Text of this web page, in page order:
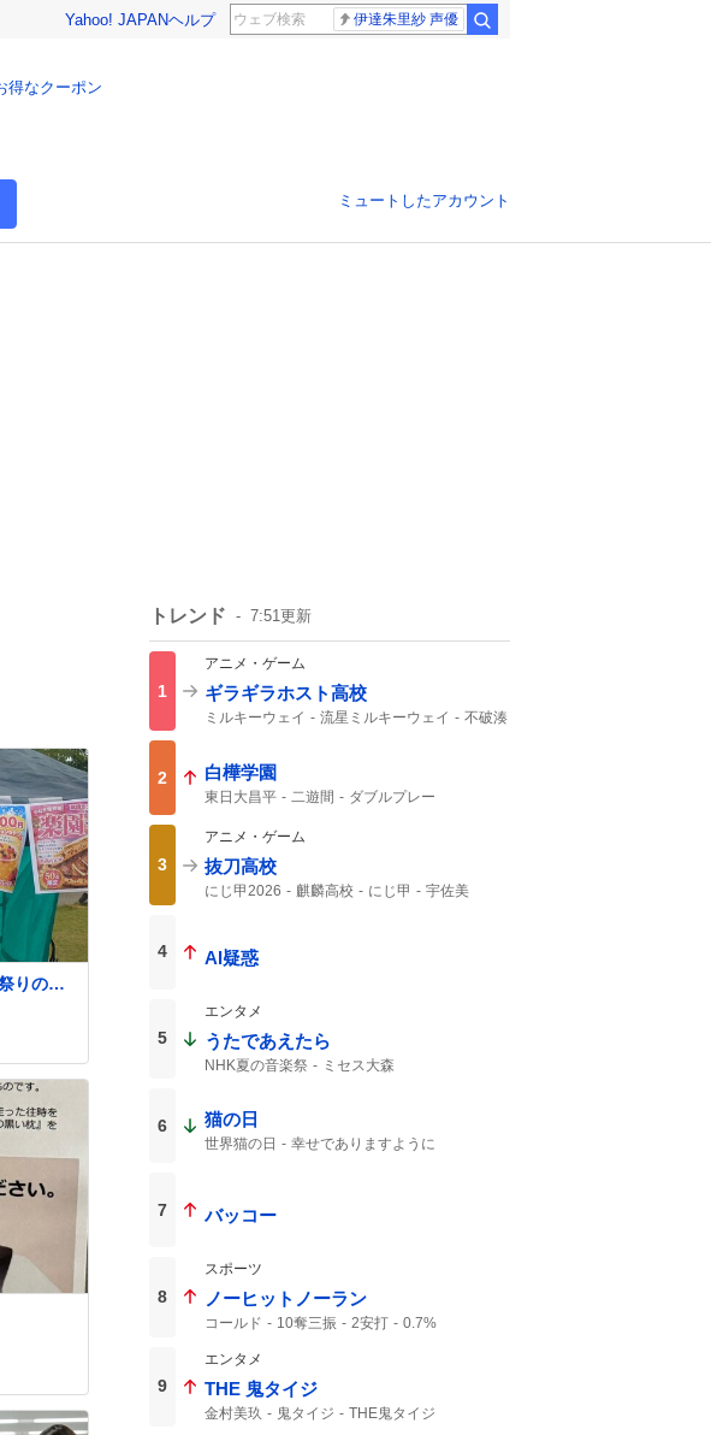
Yahoo! JAPANヘルプ 伊達朱里紗 声優
得なクーポン
ミュートしたアカウント
りの屋
BGMが
り
トレンド 7:51更新
1
アニメ・ゲーム
ギラギラホスト高校
ミルキーウェイ 流星ミルキーウェイ 不破湊
2 白樺学園
東日大昌平 二遊間 ダブルプレー
3
アニメ・ゲーム
抜刀高校
にじ甲2026 麒麟高校 にじ甲 宇佐美
4 AI疑惑
5
エンタメ
うたであえたら
NHK夏の音楽祭 ミセス大森
6 猫の日
世界猫の日 幸せでありますように
7 バッコー
8
スポーツ
ノーヒットノーラン
コールド 10奪三振 2安打 0.7%
9
エンタメ
THE 鬼タイジ
金村美玖 鬼タイジ THE鬼タイジ